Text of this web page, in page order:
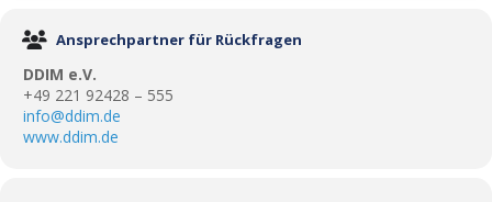
Ansprechpartner für Rückfragen
DDIM e.V.
+49 221 92428 – 555
info@ddim.de
www.ddim.de